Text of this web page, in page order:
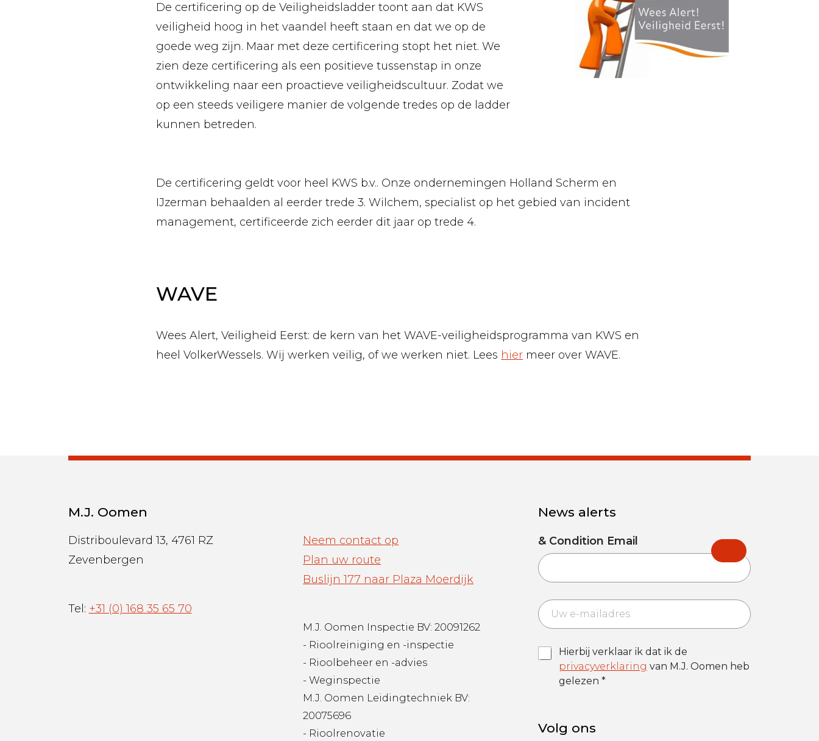
De certificering op de Veiligheidsladder toont aan dat KWS
veiligheid hoog in het vaandel heeft staan en dat we op de
goede weg zijn. Maar met deze certificering stopt het niet. We
zien deze certificering als een positieve tussenstap in onze
ontwikkeling naar een proactieve veiligheidscultuur. Zodat we
op een steeds veiligere manier de volgende tredes op de ladder
kunnen betreden.
De certificering geldt voor heel KWS b.v.. Onze ondernemingen Holland Scherm en
IJzerman behaalden al eerder trede 3. Wilchem, specialist op het gebied van incident
management, certificeerde zich eerder dit jaar op trede 4.
WAVE
Wees Alert, Veiligheid Eerst: de kern van het WAVE-veiligheidsprogramma van KWS en
heel VolkerWessels. Wij werken veilig, of we werken niet. Lees hier meer over WAVE.
M.J. Oomen
Distriboulevard 13, 4761 RZ
Zevenbergen
Tel: +31 (0) 168 35 65 70
Neem contact op
Plan uw route
Buslijn 177 naar Plaza Moerdijk
M.J. Oomen Inspectie BV: 20091262
- Rioolreiniging en -inspectie
- Rioolbeheer en -advies
- Weginspectie
M.J. Oomen Leidingtechniek BV:
20075696
- Rioolrenovatie
News alerts
& Condition Email
E
m
a
l
*
T
e
C
o
Hierbij verklaar ik dat ik de
privacyverklaring van M.J. Oomen heb
gelezen *
Volg ons